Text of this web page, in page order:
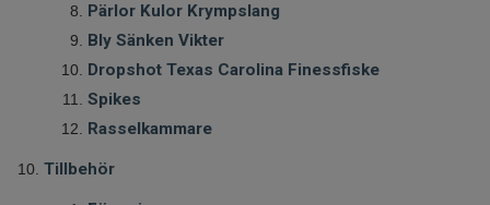
Pärlor Kulor Krympslang
Bly Sänken Vikter
Dropshot Texas Carolina Finessfiske
Spikes
Rasselkammare
Tillbehör